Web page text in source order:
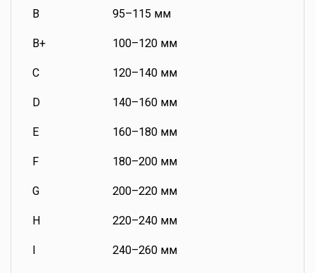
B 95–115 мм
B+ 100–120 мм
C 120–140 мм
D 140–160 мм
E 160–180 мм
F 180–200 мм
G 200–220 мм
H 220–240 мм
I 240–260 мм